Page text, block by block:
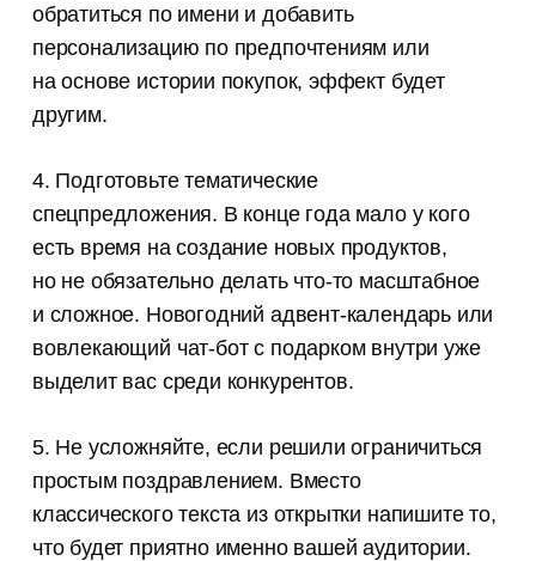
обратиться по имени и добавить
персонализацию по предпочтениям или
на основе истории покупок, эффект будет
другим.
4. Подготовьте тематические
спецпредложения. В конце года мало у кого
есть время на создание новых продуктов,
но не обязательно делать что-то масштабное
и сложное. Новогодний адвент-календарь или
вовлекающий чат-бот с подарком внутри уже
выделит вас среди конкурентов.
5. Не усложняйте, если решили ограничиться
простым поздравлением. Вместо
классического текста из открытки напишите то,
что будет приятно именно вашей аудитории.